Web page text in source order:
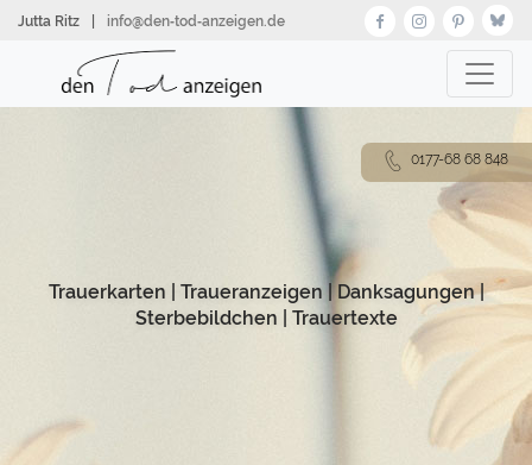
zumJutta Ritz info@den‑tod‑anzeigen.de
Trauerkarten Traueranzeigen |Danksagungen|
Sterbebildchen
Trauertexte
0177-68 68 848